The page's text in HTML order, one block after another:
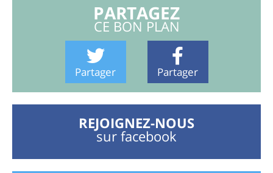
PARTAGEZ
CE BON PLAN
Partager Partager
REJOIGNEZ-NOUS
sur facebook